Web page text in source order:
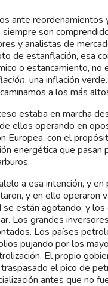
ante reordenamientos
siempre son
y analistas de
de estanflación, esa
o estancamiento, no
, una inflación
a los más
estaba en marcha
ellos operando en
Europea, con el
energética que
a esa intención, y
y en ello operaron
se están agotando, y
Los grandes
Los países
pujando por los
El propio
traspasado el pico de
antes que no